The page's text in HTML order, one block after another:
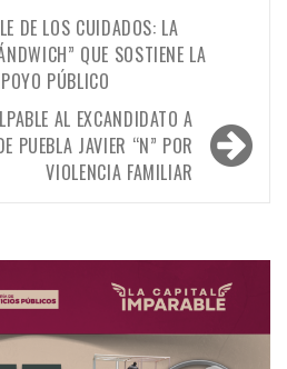
DE LOS CUIDADOS: LA
QUE SOSTIENE LA
PÚBLICO
AL EXCANDIDATO A
PUEBLA JAVIER “N” POR
VIOLENCIA FAMILIAR